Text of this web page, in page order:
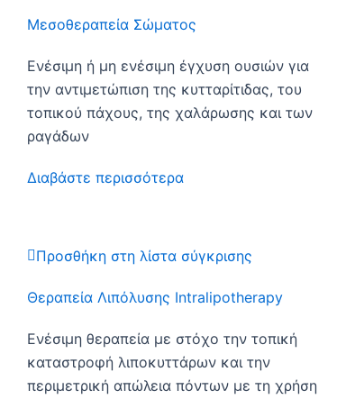
Μεσοθεραπεία Σώματος
Ενέσιμη ή μη ενέσιμη έγχυση ουσιών για
την αντιμετώπιση της κυτταρίτιδας, του
τοπικού πάχους, της χαλάρωσης και των
ραγάδων
Διαβάστε περισσότερα
Προσθήκη στη λίστα σύγκρισης
Θεραπεία Λιπόλυσης Intralipotherapy
Ενέσιμη θεραπεία με στόχο την τοπική
καταστροφή λιποκυττάρων και την
περιμετρική απώλεια πόντων με τη χρήση